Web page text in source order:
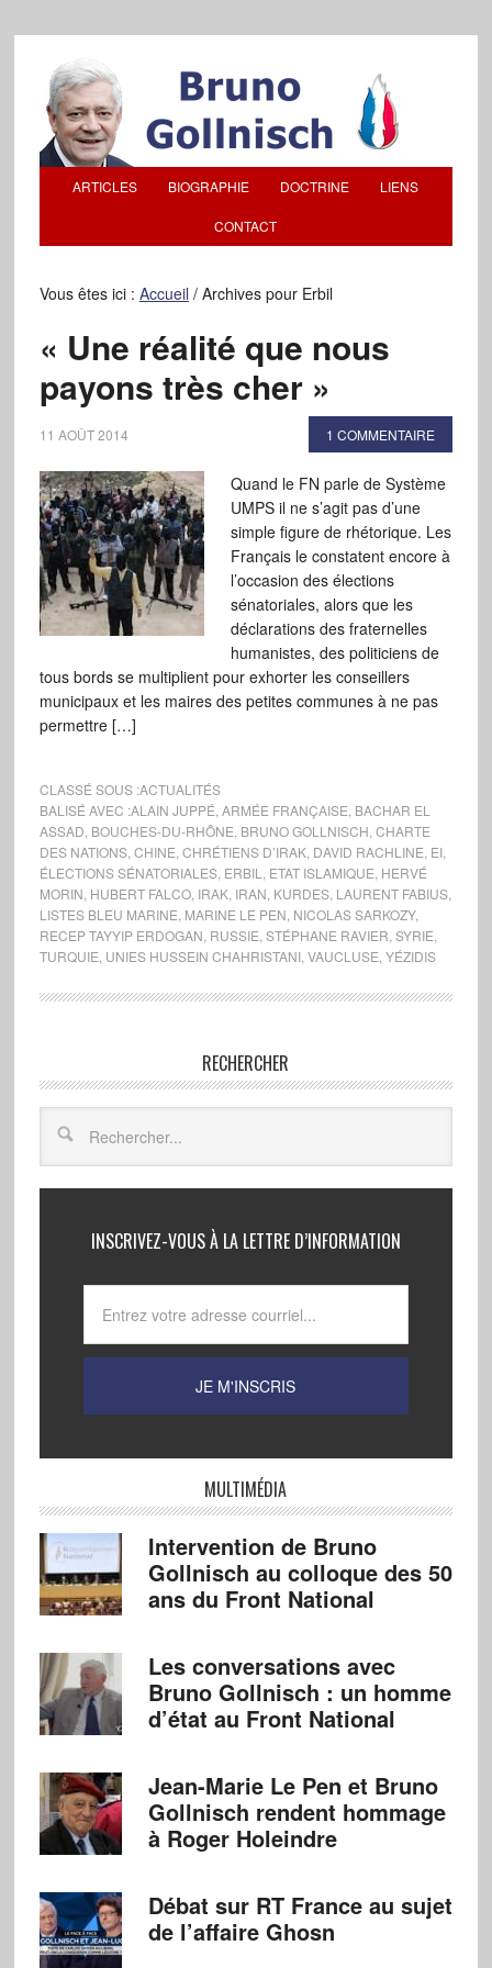
ARTICLES BIOGRAPHIE DOCTRINE LIENS
CONTACT
Vous êtes ici : Accueil /Archives pour Erbil
« Une réalité que nous
payons très cher »
11 AOÛT 2014 1 COMMENTAIRE
Quand le FN parle de Système
UMPS il ne s’agit pas d’une
simple figure de rhétorique. Les
Français le constatent encore à
l’occasion des élections
sénatoriales, alors que les
déclarations des fraternelles
humanistes, des politiciens de
tous bords se multiplient pour exhorter les conseillers
municipaux et les maires des petites communes à ne pas
permettre […]
CLASSÉ SOUS :ACTUALITÉS
BALISÉ AVEC :ALAIN JUPPÉ ARMÉE FRANÇAISE BACHAR EL
ASSAD BOUCHES-DU-RHÔNE BRUNO GOLLNISCH CHARTE
DES NATIONS, CHINE CHRÉTIENS D’IRAK, DAVID RACHLINE EI,
ÉLECTIONS SÉNATORIALES, ERBIL ETAT ISLAMIQUE HERVÉ
MORIN HUBERT FALCO, IRAK, IRAN KURDES, LAURENT FABIUS,
LISTES BLEU MARINE MARINE LE PEN NICOLAS SARKOZY,
RECEP TAYYIP ERDOGAN RUSSIE STÉPHANE RAVIER SYRIE
TURQUIE UNIES HUSSEIN CHAHRISTANI, VAUCLUSE YÉZIDIS
RECHERCHER
INSCRIVEZ-VOUS À LA LETTRE D’INFORMATION
MULTIMÉDIA
Intervention de Bruno
Gollnisch au colloque des 50
ans du Front National
Les conversations avec
Bruno Gollnisch : un homme
d’état au Front National
Jean-Marie Le Pen et Bruno
Gollnisch rendent hommage
à Roger Holeindre
Débat sur RT France au sujet
de l’affaire Ghosn